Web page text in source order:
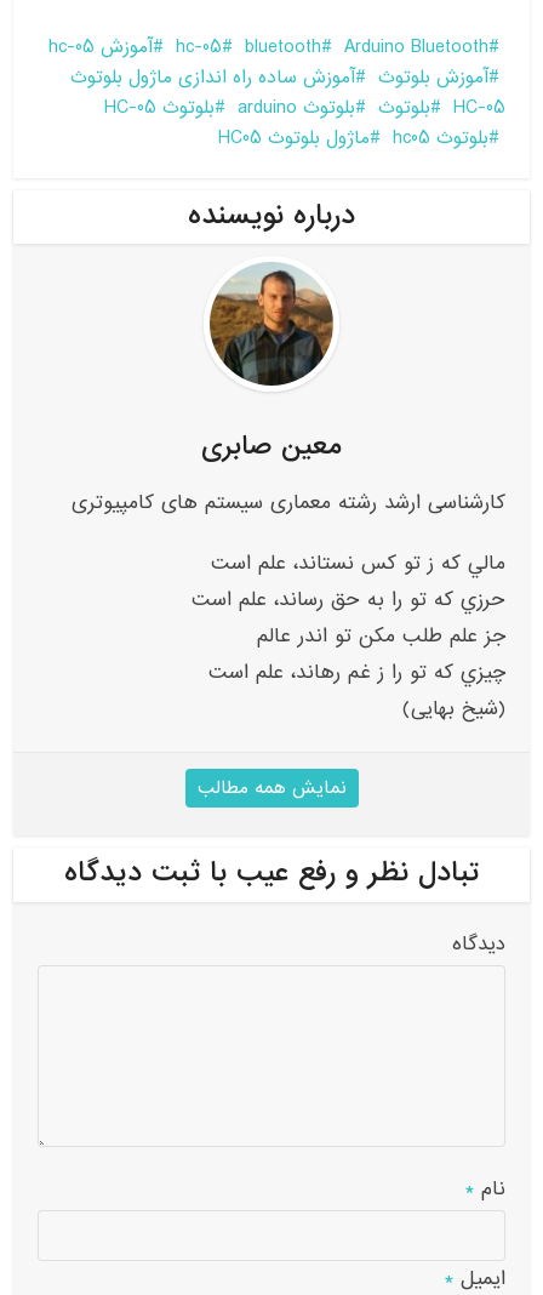
Arduino Bluetooth
bluetooth
hc-05
آموزش hc-05
آموزش بلوتوث
آموزش ساده راه اندازی ماژول بلوتوث
HC-05
بلوتوث بلوتوث arduino
بلوتوث HC-05
بلوتوث hc05
ماژول بلوتوث HC05
درباره نویسنده
معین صابری
کارشناسی ارشد رشته معماری سیستم های کامپیوتری
مالي که ز تو کس نستاند، علم است
حرزي که تو را به حق رساند، علم است
جز علم طلب مکن تو اندر عالم
چيزي که تو را ز غم رهاند، علم است
(شیخ بهایی)
نمایش همه مطالب
تبادل نظر و رفع عیب با ثبت دیدگاه
دیدگاه
نام*
ایمیل*